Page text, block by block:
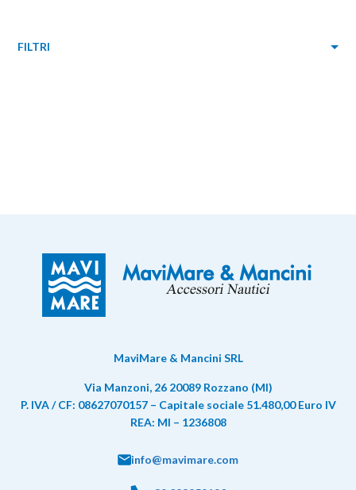
FILTRI
MaviMare & Mancini SRL
Via Manzoni, 26 20089 Rozzano (MI)
P. IVA / CF: 08627070157 – Capitale sociale 51.480,00 Euro IV
REA: MI – 1236808
info@mavimare.com